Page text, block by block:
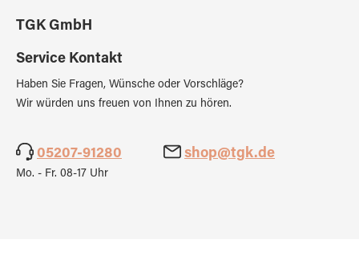
TGK GmbH
Service Kontakt
Haben Sie Fragen, Wünsche oder Vorschläge?
Wir würden uns freuen von Ihnen zu hören.
05207-91280 shop@tgk.de
Mo. - Fr. 08-17 Uhr